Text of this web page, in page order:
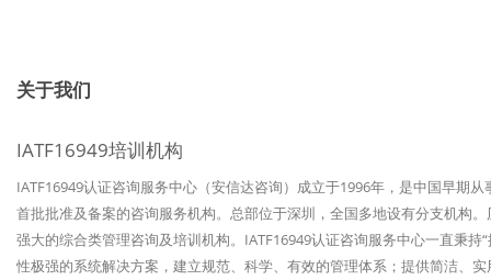
关于我们
IATF16949培训机构
IATF16949认证咨询服务中心（安信达咨询）成立于1996年，是中国早期
首批批准及备案的咨询服务机构。总部位于深圳，全国多地设有分支机构
强大的综合类管理咨询及培训机构。IATF16949认证咨询服务中心一直秉
性极强的系统解决方案，建立规范、科学、有效的管理体系；提供简洁、